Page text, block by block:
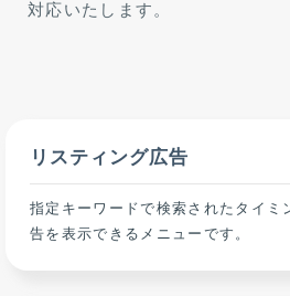
対応いたします。
リスティング広告
指定キーワードで検索されたタイミ
告を表示できるメニューです。